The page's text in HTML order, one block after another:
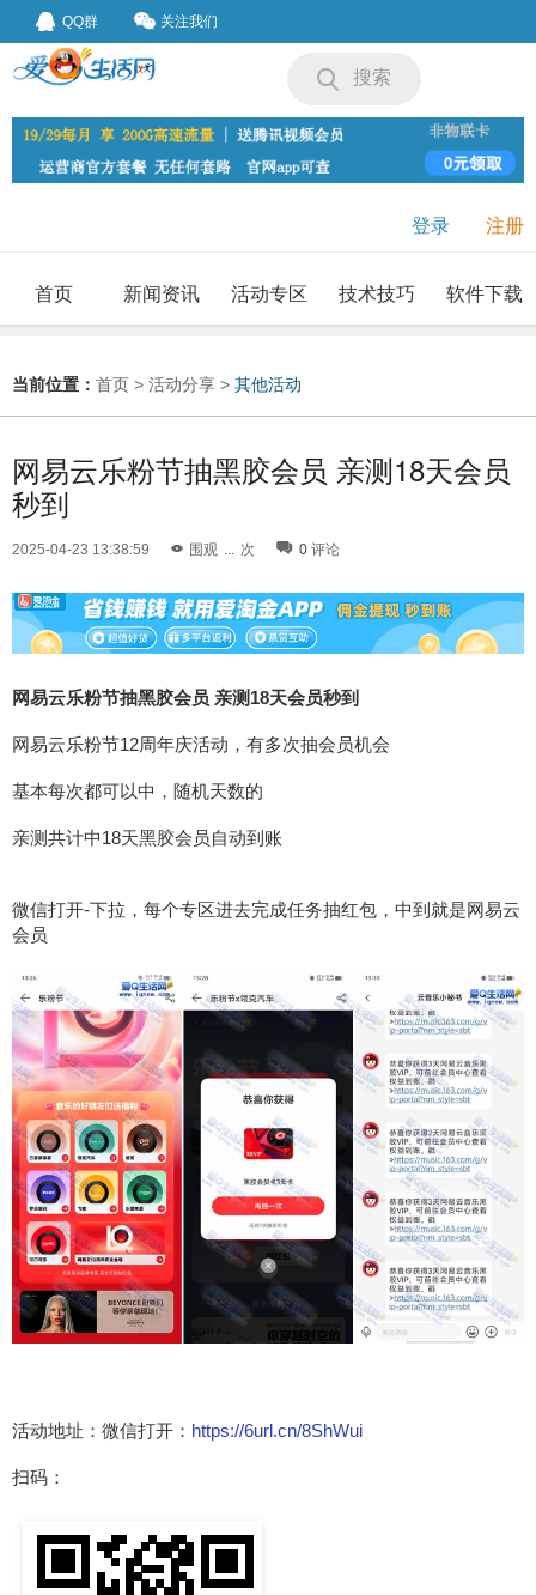
QQ群 关注我们
搜索
登录 注册
首页 新闻资讯 活动专区 技术技巧 软件下载
当前位置： 首页 > 活动分享 > 其他活动
网易云乐粉节抽黑胶会员 亲测18天会员
秒到
2025-04-23 13:38:59 围观 ... 次 0 评论
网易云乐粉节抽黑胶会员 亲测18天会员秒到
网易云乐粉节12周年庆活动，有多次抽会员机会
基本每次都可以中，随机天数的
亲测共计中18天黑胶会员自动到账
微信打开-下拉，每个专区进去完成任务抽红包，中到就是网易云
会员
活动地址：微信打开： https://6url.cn/8ShWui
扫码：